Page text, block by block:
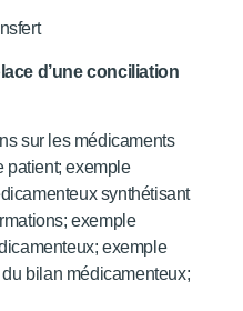
d’une conciliation
sur les médicaments
patient; exemple
synthétisant
exemple
exemple
bilan médicamenteux;